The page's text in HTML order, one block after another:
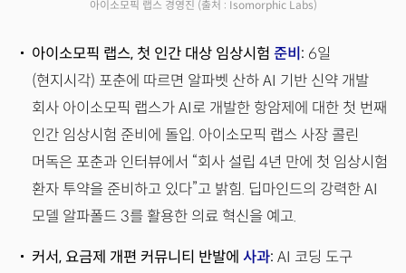
아이소모픽 랩스 경영진 (출처 : Isomorphic Labs)
아이소모픽 랩스, 첫 인간 대상 임상시험 준비: 6일
(현지시각) 포춘에 따르면 알파벳 산하 AI 기반 신약 개발
회사 아이소모픽 랩스가 AI로 개발한 항암제에 대한 첫 번째
인간 임상시험 준비에 돌입. 아이소모픽 랩스 사장 콜린
머독은 포춘과 인터뷰에서 “회사 설립 4년 만에 첫 임상시험
환자 투약을 준비하고 있다”고 밝힘. 딥마인드의 강력한 AI
모델 알파폴드 3를 활용한 의료 혁신을 예고.
커서, 요금제 개편 커뮤니티 반발에 사과: AI 코딩 도구